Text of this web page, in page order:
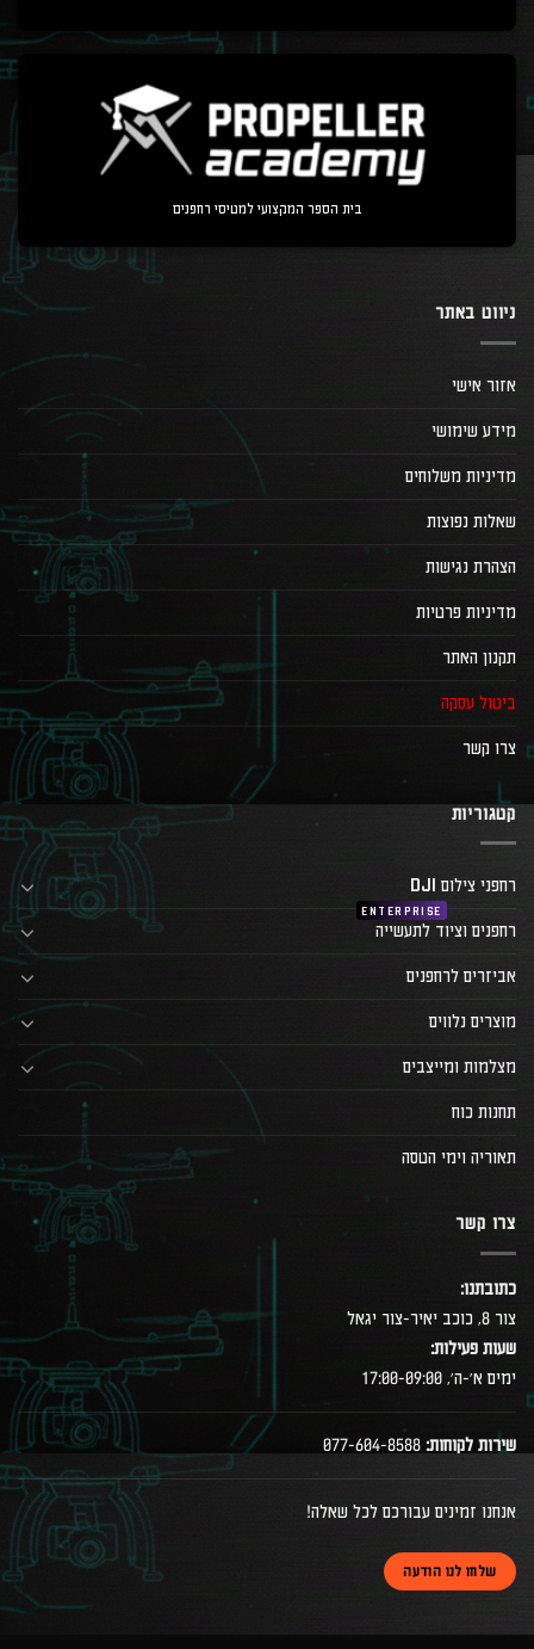
בית הספר המקצועי למטיסי רחפנים
ניווט באתר
אזור אישי
מידע שימושי
מדיניות משלוחים
שאלות נפוצות
הצהרת נגישות
מדיניות פרטיות
תקנון האתר
ביטול עסקה
צרו קשר
קטגוריות
רחפני צילום DJI
רחפנים וציוד לתעשייה
אביזרים לרחפנים
מוצרים נלווים
מצלמות ומייצבים
תחנות כוח
תאוריה וימי הטסה
צרו קשר
כתובתנו:
צור 8, כוכב יאיר-צור יגאל
שעות פעילות:
ימים א׳-ה׳, 17:00-09:00
שירות לקוחות:
אנחנו זמינים עבורכם לכל שאלה!
שלחו לנו הודעה